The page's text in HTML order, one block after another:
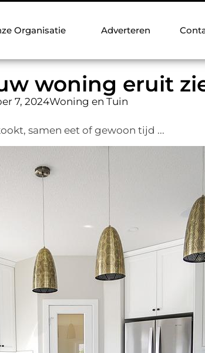
Organisatie Adverteren
woning eruit
7, 2024Woning en Tuin
samen eet of gewoon tijd ...